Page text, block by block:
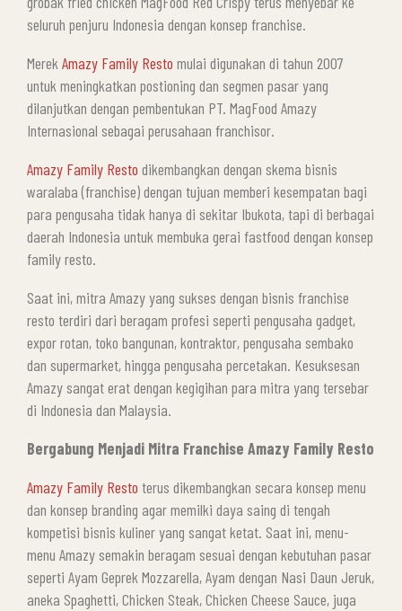
seluruh penjuru Indonesia dengan konsep franchise.
MerekAmazy Family Resto mulai digunakan di tahun 2007
untuk meningkatkan postioning dan segmen pasar yang
dilanjutkan dengan pembentukan PT. MagFood Amazy
Internasional sebagai perusahaan franchisor.
Amazy Family Resto dikembangkan dengan skema bisnis
waralaba (franchise) dengan tujuan memberi kesempatan bagi
para pengusaha tidak hanya di sekitar Ibukota, tapi di berbagai
daerah Indonesia untuk membuka gerai fastfood dengan konsep
family resto.
Saat ini, mitra Amazy yang sukses dengan bisnis franchise
resto terdiri dari beragam profesi seperti pengusaha gadget,
expor rotan, toko bangunan, kontraktor, pengusaha sembako
dan supermarket, hingga pengusaha percetakan. Kesuksesan
Amazy sangat erat dengan kegigihan para mitra yang tersebar
di Indonesia dan Malaysia.
Bergabung Menjadi Mitra Franchise Amazy Family Resto
Amazy Family Resto terus dikembangkan secara konsep menu
dan konsep branding agar memilki daya saing di tengah
kompetisi bisnis kuliner yang sangat ketat. Saat ini, menu-
menu Amazy semakin beragam sesuai dengan kebutuhan pasar
seperti Ayam Geprek Mozzarella, Ayam dengan Nasi Daun Jeruk,
aneka Spaghetti, Chicken Steak, Chicken Cheese Sauce, juga